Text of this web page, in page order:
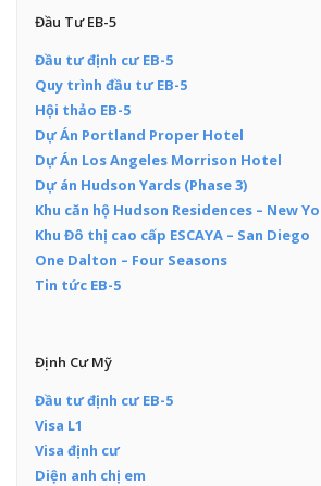
Đầu Tư EB-5
Đầu tư định cư EB-5
Quy trình đầu tư EB-5
Hội thảo EB-5
Dự Án Portland Proper Hotel
Dự Án Los Angeles Morrison Hotel
Dự án Hudson Yards (Phase 3)
Khu căn hộ Hudson Residences – New
Khu Đô thị cao cấp ESCAYA – San Diego
One Dalton – Four Seasons
Tin tức EB-5
Định Cư Mỹ
Đầu tư định cư EB-5
Visa L1
Visa định cư
Diện anh chị em